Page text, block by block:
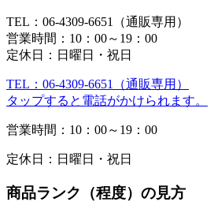
TEL：06-4309-6651（通販専用）
営業時間：10：00～19：00
定休日：日曜日・祝日
TEL：06-4309-6651（通販専用）
タップすると電話がかけられます。
営業時間：10：00～19：00
定休日：日曜日・祝日
商品ランク（程度）の見方